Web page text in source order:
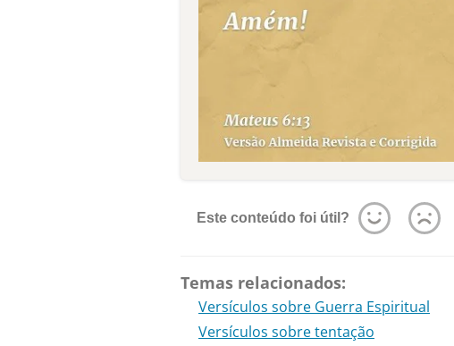
Este conteúdo foi útil?
Temas relacionados:
Versículos sobre Guerra Espiritual
Versículos sobre tentação